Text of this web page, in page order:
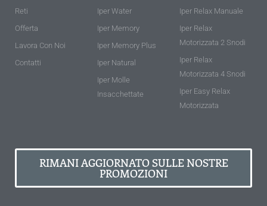
Reti
Offerta
Lavora Con Noi
Contatti
Iper Water
Iper Memory
Iper Memory Plus
Iper Natural
Iper Molle
Insacchettate
Iper Relax Manuale
Iper Relax
Motorizzata 2 Snodi
Iper Relax
Motorizzata 4 Snodi
Iper Easy Relax
Motorizzata
RIMANI AGGIORNATO SULLE NOSTRE
PROMOZIONI